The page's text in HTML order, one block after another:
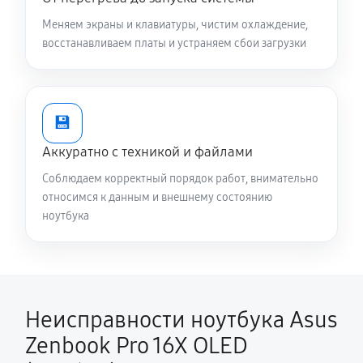
Замена жесткого диска
Установка драйверов ноутбука Asus Zenbook Pro
16X OLED (UX7602)
650 руб 30 минут
Замена вебкамеры ноутбука Asus Zenbook Pro 16X
OLED (UX7602)
Настройка Wi-Fi ноутбука Asus Zenbook Pro 16X
Меняем экраны и клавиатуры, чистим охлаждение,
восстанавливаем платы и устраняем сбои загрузки
💾
Аккуратно с техникой и файлами
Соблюдаем корректный порядок работ, внимательно
относимся к данным и внешнему состоянию
ноутбука
Неисправности ноутбука Asus
Zenbook Pro 16X OLED